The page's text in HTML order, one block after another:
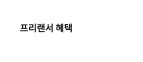
프리랜서 혜택